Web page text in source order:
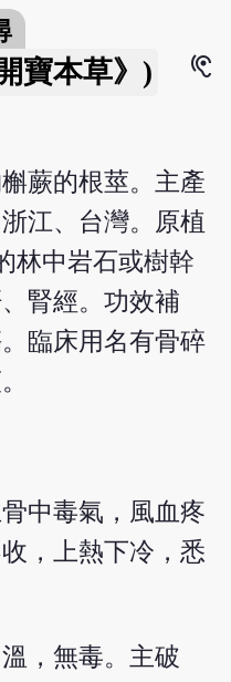
寶本草》)
hearing
蕨的根莖。主產
江、台灣。原植
林中岩石或樹幹
腎經。功效補
臨床用名有骨碎
中毒氣，風血疼
，上熱下冷，悉
，無毒。主破